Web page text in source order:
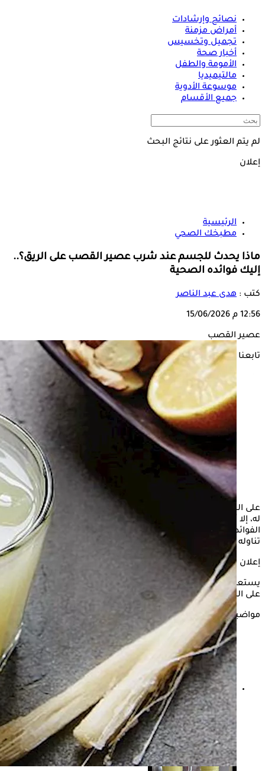
نصائح وإرشادات
أمراض مزمنة
تجميل وتخسيس
أخبار صحة
الأمومة والطفل
مالتيميديا
موسوعة الأدوية
جميع الأقسام
لم يتم العثور على نتائج البحث
إعلان
الرئيسية
مطبخك الصحي
ماذا يحدث للجسم عند شرب عصير القصب على الريق؟..
إليك فوائده الصحية
كتب : هدى عبد الناصر
12:56 م 15/06/2026
عصير القصب
تابعنا على
على الرغم من الأخبار المتداولة حول عصير
القصب والمواد المضافة
له، إلا أنه من المشروبات الطبيعية التي تقدم للجسم العديد من
الفوائد الصحية خاصة عند تناوله على الريق، ولكن يجب الحرص على
تناوله من أماكن موثوقة للحد من أي مضاعفات.
إعلان
يستعرض "الكونسلتو" في التقرير التالي تأثير شرب عصير
القصب
على الريق وفقًا لما ذكره موقع "timesofindia".
مواضيع ذات صلة
غش عصير القصب- اكتشاف مادة خطيرة تضاف إليه
"فيديوجرافيك"